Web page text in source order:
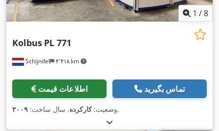
1 /8
Schijndel ۴٬۴۱۸ km
Kolbus PL 771
اطلاعات قیمت تماس بگیرید
وضعیت:کارکرده, سال ساخت: ۲۰۰۹ ,